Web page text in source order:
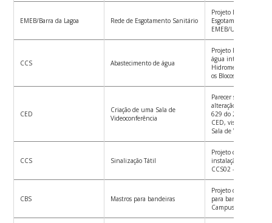
EMEB/Barra da Lagoa Rede de Esgotamento Sanitário
Projeto Básico de
Esgotamento
EMEB/Unidade Barra
CCS Abastecimento de água
Projeto Básico da
água interna a partir
Hidrometro H17,
os Blocos A, D, E e H
CED
Criação de uma Sala de
Videoconferência
Parecer sobre a
alteração nas salas
629 do 2º andar do
CED, visando a
Sala de
CCS Sinalização Tátil
Projeto com
instalação de pisos
CCS02 – Bloco B.
CBS Mastros para bandeiras
Projeto de instalação
para bandeiras no
Campus Curitibanos